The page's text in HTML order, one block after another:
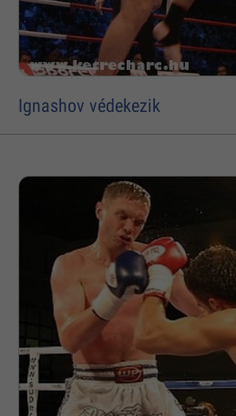
Ignashov védekezik